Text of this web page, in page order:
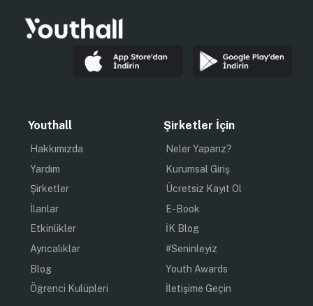
Youthall
Hakkımızda
Yardım
Şirketler
İlanlar
Etkinlikler
Ayrıcalıklar
Blog
Öğrenci Kulüpleri
Şirketler İçin
Neler Yaparız?
Kurumsal Giriş
Ücretsiz Kayıt Ol
E-Book
İK Blog
#Seninleyiz
Youth Awards
İletişime Geçin